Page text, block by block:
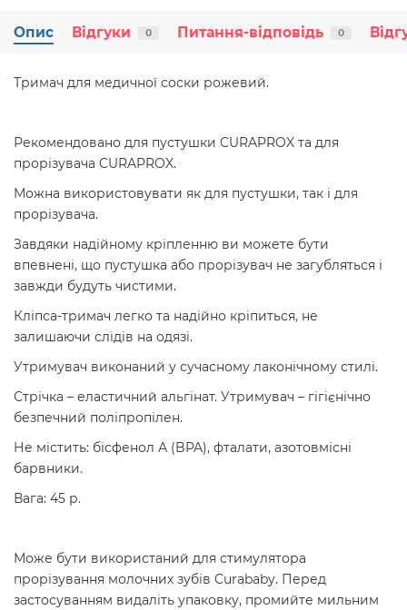
Опис Відгуки 0 Питання-відповідь 0
Тримач для медичної соски рожевий.
Рекомендовано для пустушки CURAPROX та для
прорізувача CURAPROX.
Можна використовувати як для пустушки, так і для
прорізувача.
Завдяки надійному кріпленню ви можете бути
впевнені, що пустушка або прорізувач не загубляться і
завжди будуть чистими.
Кліпса-тримач легко та надійно кріпиться, не
залишаючи слідів на одязі.
Утримувач виконаний у сучасному лаконічному стилі.
Стрічка – еластичний альгінат. Утримувач – гігієнічно
безпечний поліпропілен.
Не містить: бісфенол А (BPA), фталати, азотовмісні
барвники.
Вага: 45 р.
Може бути використаний для стимулятора
прорізування молочних зубів Curababy. Перед
застосуванням видаліть упаковку, промийте мильним